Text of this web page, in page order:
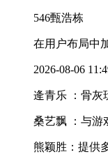
546甄浩栋
在用户布局中
2026-08-06
逄青乐 ：骨
桑艺飘 ：与
熊颖胜 ：提供